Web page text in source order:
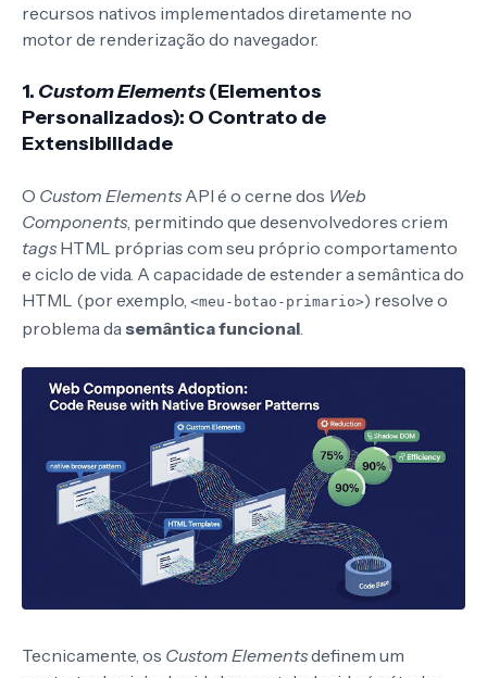
recursos nativos implementados diretamente no
motor de renderização do navegador.
1. Custom Elements(Elementos
Personalizados): O Contrato de
Extensibilidade
O Custom Elements API é o cerne dos Web
Components, permitindo que desenvolvedores criem
tags HTML próprias com seu próprio comportamento
e ciclo de vida. A capacidade de estender a semântica do
HTML (por exemplo, <meu-botao-primario>) resolve o
problema dasemântica funcional.
Tecnicamente, os Custom Elementsdefinem um